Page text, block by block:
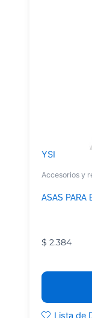
YSI
Accesorios y
ASAS PARA
$ 2.384
Lista de